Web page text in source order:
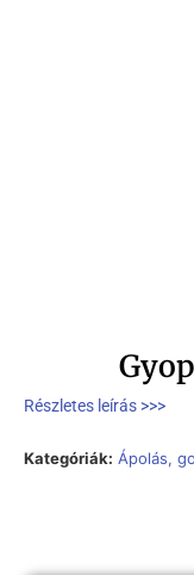
Részletes leírás >>>
Kategóriák: Ápolás,